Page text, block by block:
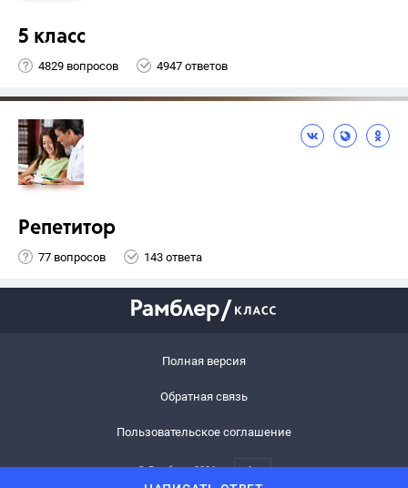
5 класс
4829 вопросов 4947 ответов
Репетитор
77 вопросов 143 ответа
Полная версия
Обратная связь
Пользовательское соглашение
© Рамблер,2026 6+